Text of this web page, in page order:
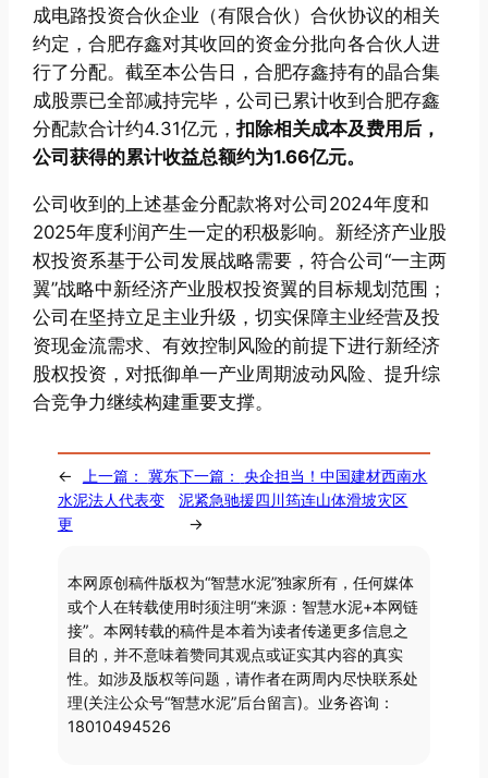
成电路投资合伙企业（有限合伙）合伙协议的相关
约定，合肥存鑫对其收回的资金分批向各合伙人进
行了分配。截至本公告日，合肥存鑫持有的晶合集
成股票已全部减持完毕，公司已累计收到合肥存鑫
分配款合计约4.31亿元，扣除相关成本及费用后，
公司获得的累计收益总额约为1.66亿元。
公司收到的上述基金分配款将对公司2024年度和
2025年度利润产生一定的积极影响。新经济产业股
权投资系基于公司发展战略需要，符合公司“一主两
翼”战略中新经济产业股权投资翼的目标规划范围；
公司在坚持立足主业升级，切实保障主业经营及投
资现金流需求、有效控制风险的前提下进行新经济
股权投资，对抵御单一产业周期波动风险、提升综
合竞争力继续构建重要支撑。
← 上一篇： 冀东
水泥法人代表变
更
下一篇：
央企担当！中国建材西南水
泥紧急驰援四川筠连山体滑坡灾区
→
本网原创稿件版权为“智慧水泥”独家所有，任何媒体
或个人在转载使用时须注明“来源：智慧水泥+本网链
接”。本网转载的稿件是本着为读者传递更多信息之
目的，并不意味着赞同其观点或证实其内容的真实
性。如涉及版权等问题，请作者在两周内尽快联系处
理(关注公众号“智慧水泥”后台留言)。业务咨询：
18010494526